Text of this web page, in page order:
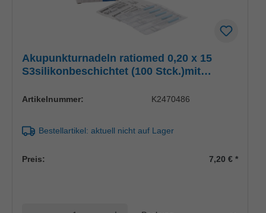
Akupunkturnadeln ratiomed 0,20 x 15
S3silikonbeschichtet (100 Stck.)mit
Artikelnummer: K2470486
Bestellartikel: aktuell nicht auf Lager
Preis: 7,20 €*